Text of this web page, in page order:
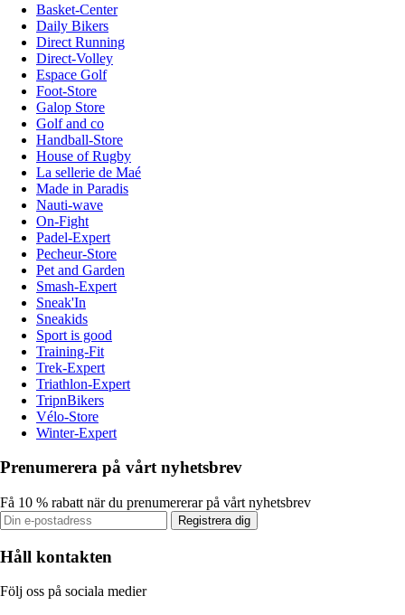
Basket-Center
Daily Bikers
Direct Running
Direct-Volley
Espace Golf
Foot-Store
Galop Store
Golf and co
Handball-Store
House of Rugby
La sellerie de Maé
Made in Paradis
Nauti-wave
On-Fight
Padel-Expert
Pecheur-Store
Pet and Garden
Smash-Expert
Sneak'In
Sneakids
Sport is good
Training-Fit
Trek-Expert
Triathlon-Expert
TripnBikers
Vélo-Store
Winter-Expert
Prenumerera på vårt nyhetsbrev
Få 10 % rabatt när du prenumererar på vårt nyhetsbrev
Registrera dig
Håll kontakten
Följ oss på sociala medier